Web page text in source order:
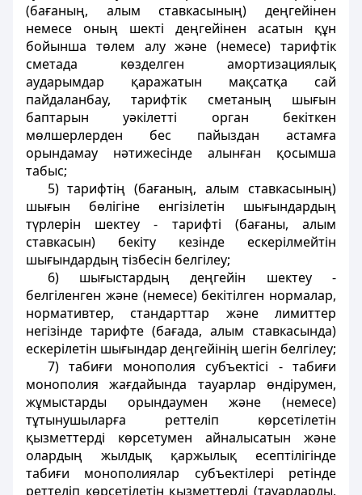
(бағаның, алым ставкасының) деңгейiнен
немесе оның шектi деңгейiнен асатын құн
бойынша төлем алу және (немесе) тарифтiк
сметада көзделген амортизациялық
аударымдар қаражатын мақсатқа сай
пайдаланбау, тарифтiк сметаның шығын
баптарын уәкілетті орган бекiткен
мөлшерлерден бес пайыздан астамға
орындамау нәтижесінде алынған қосымша
табыс;
5) тарифтің (бағаның, алым ставкасының)
шығын бөлiгіне енгізілетiн шығындардың
түрлерiн шектеу - тарифтi (бағаны, алым
ставкасын) бекіту кезінде ескерiлмейтiн
шығындардың тiзбесiн белгілеу;
6) шығыстардың деңгейiн шектеу -
белгіленген және (немесе) бекітілген нормалар,
нормативтер, стандарттар және лимиттер
негiзiнде тарифте (бағада, алым ставкасында)
ескерілетін шығындар деңгейiнiң шегін белгілеу;
7) табиғи монополия субъектiсi - табиғи
монополия жағдайында тауарлар өндiрумен,
жұмыстарды орындаумен және (немесе)
тұтынушыларға реттелiп көрсетілетін
қызметтердi көрсетумен айналысатын және
олардың жылдық қаржылық есептiлiгінде
табиғи монополиялар субъектілерi ретiнде
реттелiп көрсетiлетiн қызметтердi (тауарларды,